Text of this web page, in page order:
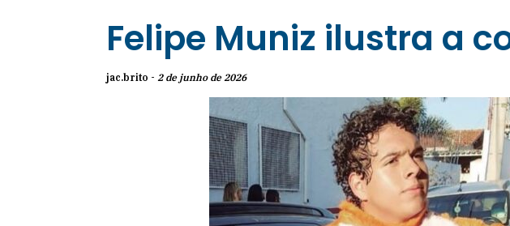
Felipe Muniz ilustra a
jac.brito - 2 de junho de 2026